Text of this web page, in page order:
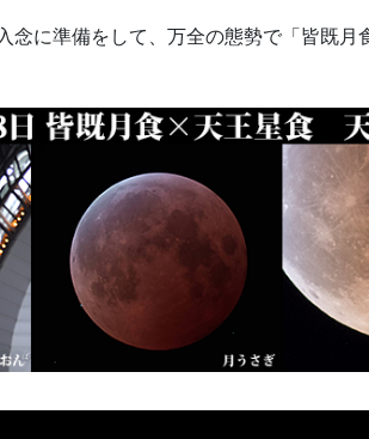
念に準備をして、万全の態勢で「皆既月